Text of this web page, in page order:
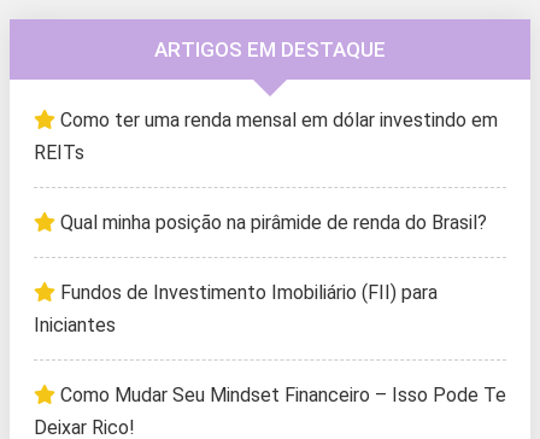
ARTIGOS EM DESTAQUE
Como ter uma renda mensal em dólar investindo em
REITs
Qual minha posição na pirâmide de renda do Brasil?
Fundos de Investimento Imobiliário (FII) para
Iniciantes
Como Mudar Seu Mindset Financeiro – Isso Pode Te
Deixar Rico!